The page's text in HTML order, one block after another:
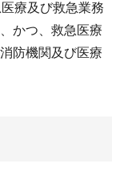
療及び救急業務
かつ、救急医療
防機関及び医療